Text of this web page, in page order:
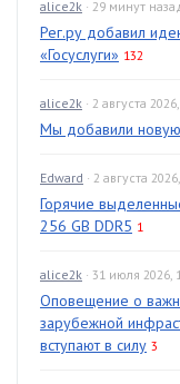
alice2k · 29 минут
Рег.ру добавил
«Госуслуги» 132
alice2k · 2 августа
Мы добавили
Edward · 2 августа
Горячие
256 GB DDR5 1
alice2k · 31 июля 2026,
Оповещение о
зарубежной
вступают в силу 3